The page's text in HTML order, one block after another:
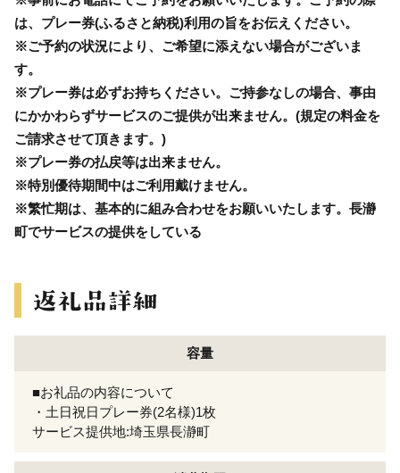
は、プレー券(ふるさと納税)利用の旨をお伝えください。
※ご予約の状況により、ご希望に添えない場合がございま
す。
※プレー券は必ずお持ちください。ご持参なしの場合、事由
にかかわらずサービスのご提供が出来ません。(規定の料金を
ご請求させて頂きます。)
※プレー券の払戻等は出来ません。
※特別優待期間中はご利用戴けません。
※繁忙期は、基本的に組み合わせをお願いいたします。長瀞
町でサービスの提供をしている
容量
■お礼品の内容について
・土日祝日プレー券(2名様)1枚
サービス提供地:埼玉県長瀞町